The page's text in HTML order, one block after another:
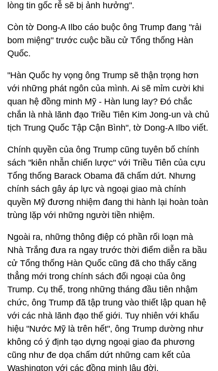
lòng tin gốc rễ sẽ bị ảnh hưởng".
Còn tờ Dong-A Ilbo cáo buộc ông Trump đang "rải
bom miệng" trước cuộc bầu cử Tổng thống Hàn
Quốc.
"Hàn Quốc hy vọng ông Trump sẽ thận trọng hơn
với những phát ngôn của mình. Ai sẽ mỉm cười khi
quan hệ đồng minh Mỹ - Hàn lung lay? Đó chắc
chắn là nhà lãnh đạo Triều Tiên Kim Jong-un và chủ
tịch Trung Quốc Tập Cận Bình", tờ Dong-A Ilbo viết.
Chính quyền của ông Trump cũng tuyên bố chính
sách "kiên nhẫn chiến lược" với Triều Tiên của cựu
Tổng thống Barack Obama đã chấm dứt. Nhưng
chính sách gây áp lực và ngoại giao mà chính
quyền Mỹ đương nhiệm đang thi hành lại hoàn toàn
trùng lặp với những người tiền nhiệm.
Ngoài ra, những thông điệp có phần rối loạn mà
Nhà Trắng đưa ra ngay trước thời điểm diễn ra bầu
cử Tổng thống Hàn Quốc cũng đã cho thấy căng
thẳng mới trong chính sách đối ngoại của ông
Trump. Cụ thể, trong những tháng đầu tiên nhậm
chức, ông Trump đã tập trung vào thiết lập quan hệ
với các nhà lãnh đạo thế giới. Tuy nhiên với khẩu
hiệu "Nước Mỹ là trên hết", ông Trump dường như
không có ý định tạo dựng ngoại giao đa phương
cũng như đe dọa chấm dứt những cam kết của
Washington với các đồng minh lâu đời.